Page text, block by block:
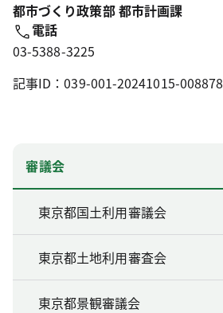
都市づくり政策部 都市計画課
電話
03-5388-3225
記事ID：039-001-20241015-008878
審議会
東京都国土利用審議会
東京都土地利用審査会
東京都景観審議会